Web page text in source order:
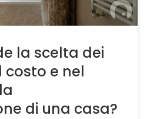
la scelta dei
e nel
di una casa?